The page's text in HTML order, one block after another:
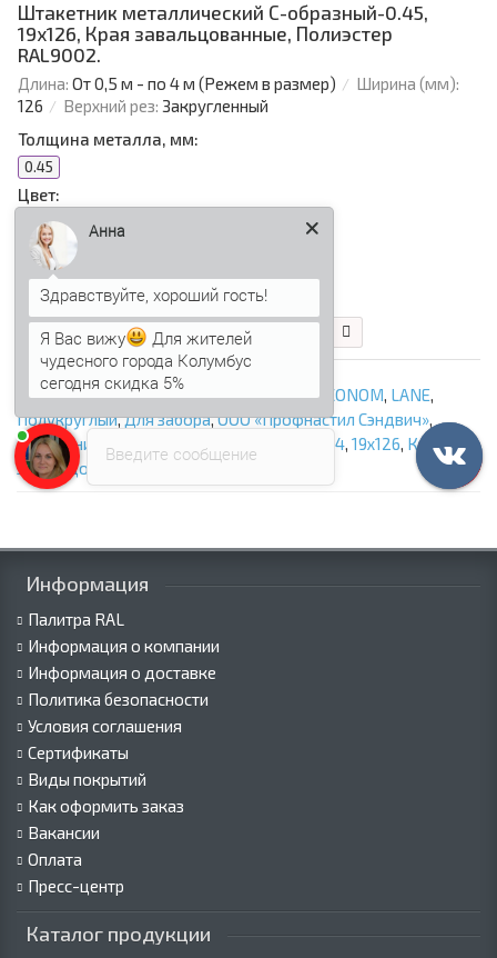
Штакетник металлический С-образный-0.45,
19х126, Края завальцованные, Полиэстер
RAL9002.
Длина: От 0,5 м - по 4 м (Режем в размер)
Ширина (мм):
126
Верхний рез: Закругленный
Толщина металла, мм:
0.45
Цвет:
102.21 р. 86.88 р.
В корзину Быстрый заказ
Евроштакетник,EVO,GOOD,TRAPEZE,ECONOM, LANE,
Полукруглый,Для забора,ООО «Профнастил Сэндвич»,
Штакетник металлический С-образный-0.4, 19х126, Края
завальцованные
Полиэстер RAL7004
Информация
Палитра RAL
Информация о компании
Информация о доставке
Политика безопасности
Условия соглашения
Сертификаты
Виды покрытий
Как оформить заказ
Вакансии
Оплата
Пресс-центр
Каталог продукции
Введите сообщение
Анна
Здравствуйте, хороший гость!
Я Вас вижу
Для жителей
чудесного города Колумбус
сегодня скидка 5%
Аннапечатает...